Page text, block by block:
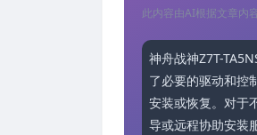
此内容由AI根据文章内
神舟战神Z7T-
了必要的驱动和控
安装或恢复。对于
导或远程协助安装